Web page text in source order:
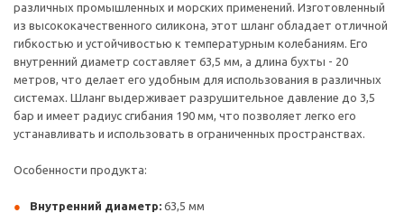
различных промышленных и морских применений. Изготовленный
из высококачественного силикона, этот шланг обладает отличной
гибкостью и устойчивостью к температурным колебаниям. Его
внутренний диаметр составляет 63,5 мм, а длина бухты - 20
метров, что делает его удобным для использования в различных
системах. Шланг выдерживает разрушительное давление до 3,5
бар и имеет радиус сгибания 190 мм, что позволяет легко его
устанавливать и использовать в ограниченных пространствах.
Особенности продукта:
Внутренний диаметр: 63,5 мм